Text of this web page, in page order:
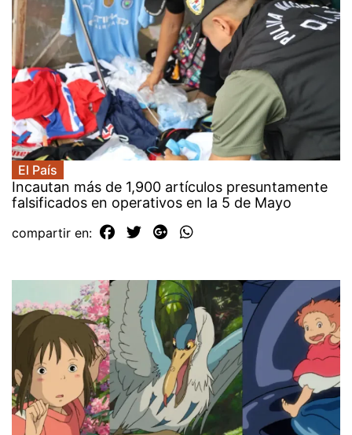
El País
Incautan más de 1,900 artículos presuntamente
falsificados en operativos en la 5 de Mayo
compartir en: